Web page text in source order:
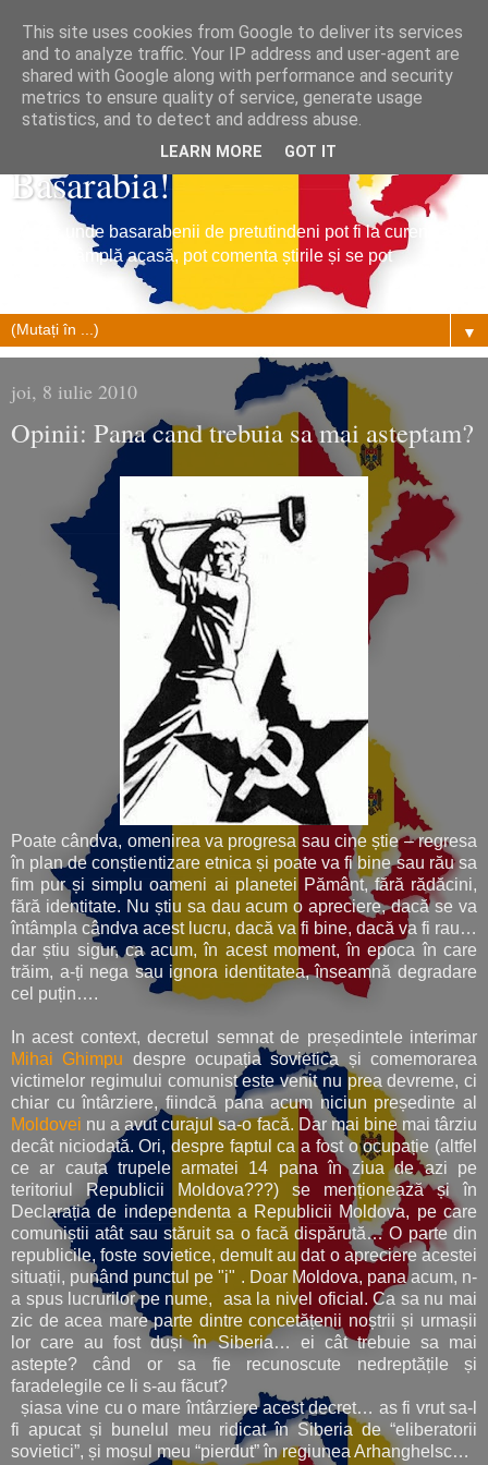
Tribuna Basarabiei, Stiri din
Basarabia!
Un loc unde basarabenii de pretutindeni pot fi la curent cu
ce se întâmplă acasă, pot comenta știrile și se pot
▼
joi, 8 iulie 2010
Opinii: Pana cand trebuia sa mai asteptam?
Poate cândva, omenirea va progresa sau cine știe – regresa
în plan de conștientizare etnica și poate va fi bine sau rău sa
fim pur și simplu oameni ai planetei Pământ, fără rădăcini,
fără identitate. Nu știu sa dau acum o apreciere, dacă se va
întâmpla cândva acest lucru, dacă va fi bine, dacă va fi rau…
dar știu sigur, ca acum, în acest moment, în epoca în care
trăim, a-ți nega sau ignora identitatea, înseamnă degradare
cel puțin….
In acest context, decretul semnat de președintele interimar
Mihai Ghimpu despre ocupația sovietica și comemorarea
victimelor regimului comunist este venit nu prea devreme, ci
chiar cu întârziere, fiindcă pana acum niciun președinte al
Moldovei nu a avut curajul sa-o facă. Dar mai bine mai târziu
decât niciodată. Ori, despre faptul ca a fost o ocupație (altfel
ce ar cauta trupele armatei 14 pana în ziua de azi pe
teritoriul Republicii Moldova???) se menționează și în
Declarația de independenta a Republicii Moldova, pe care
comuniștii atât sau stăruit sa o facă dispărută… O parte din
republicile, foste sovietice, demult au dat o apreciere acestei
situații, punând punctul pe "i" . Doar Moldova, pana acum, n-
a spus lucrurilor pe nume, asa la nivel oficial. Ca sa nu mai
zic de acea mare parte dintre concetățenii noștrii și urmașii
lor care au fost duși în Siberia… ei cât trebuie sa mai
astepte? când or sa fie recunoscute nedreptățile și
faradelegile ce li s-au făcut?
șiasa vine cu o mare întârziere acest decret… as fi vrut sa-l
fi apucat și bunelul meu ridicat în Siberia de “eliberatorii
sovietici”, și moșul meu “pierdut” în regiunea Arhanghelsc…
This site uses cookies from Google to deliver its services
and to analyze traffic. Your IP address and user-agent are
shared with Google along with performance and security
metrics to ensure quality of service, generate usage
statistics, and to detect and address abuse.
LEARN MORE GOT IT